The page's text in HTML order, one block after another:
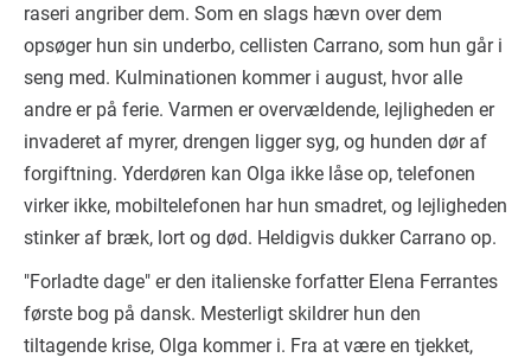
raseri angriber dem. Som en slags hævn over dem
opsøger hun sin underbo, cellisten Carrano, som hun går i
seng med. Kulminationen kommer i august, hvor alle
andre er på ferie. Varmen er overvældende, lejligheden er
invaderet af myrer, drengen ligger syg, og hunden dør af
forgiftning. Yderdøren kan Olga ikke låse op, telefonen
virker ikke, mobiltelefonen har hun smadret, og lejligheden
stinker af bræk, lort og død. Heldigvis dukker Carrano op.
"Forladte dage" er den italienske forfatter Elena Ferrantes
første bog på dansk. Mesterligt skildrer hun den
tiltagende krise, Olga kommer i. Fra at være en tjekket,